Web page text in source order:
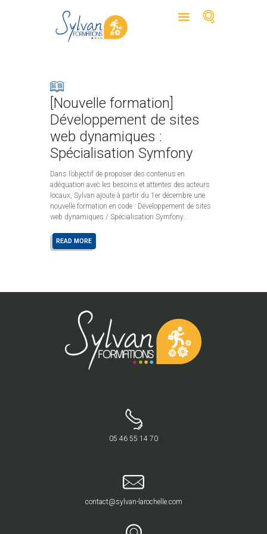
[Nouvelle formation]
Développement de sites
web dynamiques :
Spécialisation Symfony
Dans l’objectif de proposer des contenus en
adéquation avec les besoins et attentes des acteurs
locaux, Sylvan ajoute à partir du 1er décembre une
nouvelle formation en code : Développement de sites
web dynamiques / Spécialisation Symfony...
READ MORE
05 46 55 14 70
contact@sylvan-larochelle.com